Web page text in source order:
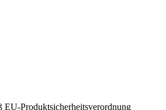
EU-Produktsicherheitsverordnung